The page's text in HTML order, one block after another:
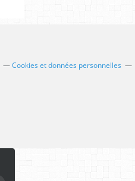
Cookies et données personnelles